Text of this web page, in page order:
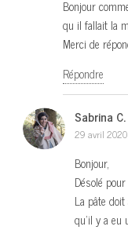
Bonjour
qu il fallait la
Merci de
Répondre
Sabrina C.
29 avril 2020
Bonjour,
Désolé
La pâte
qu’il y a